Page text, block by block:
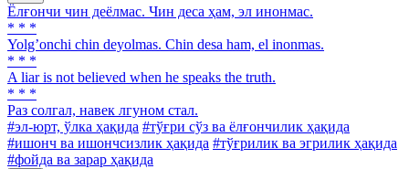
Ёлғончи чин деёлмас. Чин деса ҳам, эл инонмас.
* * *
Yolgʼonchi chin deyolmas. Chin desa ham, el inonmas.
* * *
A liar is not believed when he speaks the truth.
* * *
Раз солгал, навек лгуном стал.
#эл-юрт, ўлка ҳақида #тўғри сўз ва ёлғончилик ҳақида
#ишонч ва ишончсизлик ҳақида #тўғрилик ва эгрилик ҳақида
#фойда ва зарар ҳақида